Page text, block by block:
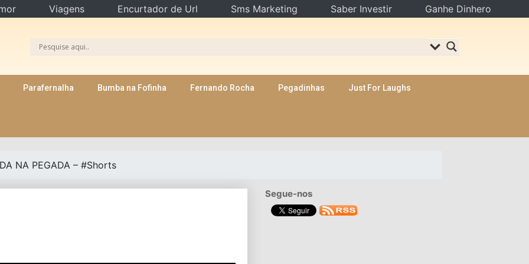
Parafernalha Bumba na Fofinha Fernando Rocha Pegadinhas Just For Laughs
NA PEGADA – #Shorts
Segue-nos
Viagens Encurtador de Url Sms Marketing Saber Investir Ganhe Dinhero